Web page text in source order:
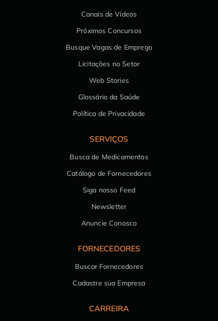
Canais de Vídeos
Próximos Concursos
Busque Vagas de Emprego
Licitações no Setor
Web Stories
Glossário da Saúde
Política de Privacidade
SERVIÇOS
Busca de Medicamentos
Catálogo de Fornecedores
Siga nosso Feed
Newsletter
Anuncie Conosco
FORNECEDORES
Buscar Fornecedores
Cadastre sua Empresa
CARREIRA